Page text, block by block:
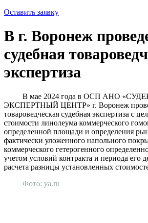
Оставить заявку
В г. Воронеж
судебная
экспертиза
В мае 2024 года в ОСП АНО
ЭКСПЕРТНЫЙ ЦЕНТР» г. Воронеж
товароведческая судебная экспертиза с
стоимости линолеума коммерческого
определенной площади и определения
фактически уложенного напольного
коммерческого гетерогенного
учетом условий контракта и периода его
расчета разницы установленных
Фото: ya.ru